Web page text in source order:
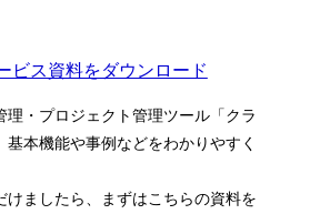
ビス資料をダウンロード
理・プロジェクト管理ツール「クラ
基本機能や事例などをわかりやすく
けましたら、まずはこちらの資料を